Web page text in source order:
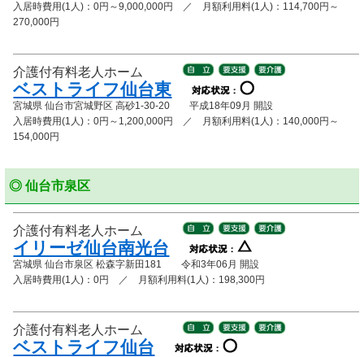
入居時費用(1人)：0円～9,000,000円 ／ 月額利用料(1人)：114,700円～
270,000円
介護付有料老人ホーム
ベストライフ仙台東
宮城県 仙台市宮城野区 高砂1-30-20 平成18年09月 開設
入居時費用(1人)：0円～1,200,000円 ／ 月額利用料(1人)：140,000円～
154,000円
◎ 仙台市泉区
介護付有料老人ホーム
イリーゼ仙台南光台
宮城県 仙台市泉区 松森字新田181 令和3年06月 開設
入居時費用(1人)：0円 ／ 月額利用料(1人)：198,300円
介護付有料老人ホーム
ベストライフ仙台